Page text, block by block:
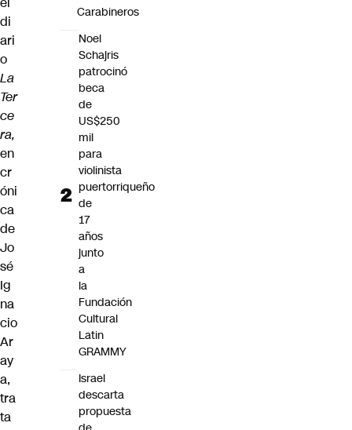
di
ari
o
La
Ter
ce
ra,
en
cr
óni
ca
de
Jo
sé
Ig
na
cio
Ar
ay
a,
tra
ta
Carabineros
Noel
Schajris
patrocinó
beca
de
US$250
mil
para
violinista
puertorriqueño
de
17
años
junto
a
la
Fundación
Cultural
Latin
GRAMMY
Israel
descarta
propuesta